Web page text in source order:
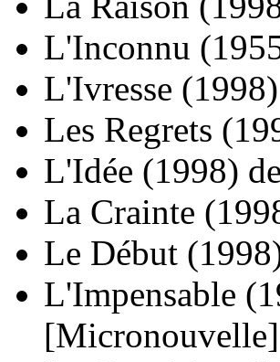
L'Inconnu
L'Ivresse (1998)
Les Regrets
L'Idée (1998) de
La Crainte
Le Début
L'Impensable
[Micronouvelle]